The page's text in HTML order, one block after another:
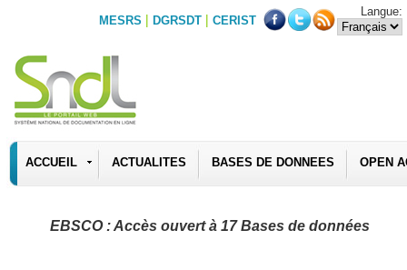
MESRS | DGRSDT | CERIST
Langue:
ACCUEIL ACTUALITES BASES DE DONNEES OPEN
EBSCO : Accès ouvert à 17 Bases de données